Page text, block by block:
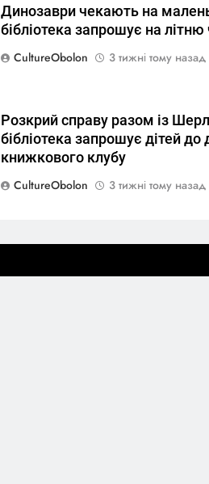
Динозаври чекають на
бібліотека запрошує на літню
CultureObolon
3 тижні тому назад
Розкрий справу разом із
бібліотека запрошує дітей до
книжкового клубу
CultureObolon
3 тижні тому назад